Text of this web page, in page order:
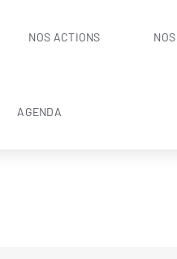
NOS ACTIONS
AGENDA